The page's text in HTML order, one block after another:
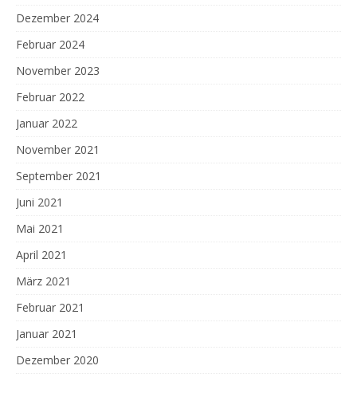
Dezember 2024
Februar 2024
November 2023
Februar 2022
Januar 2022
November 2021
September 2021
Juni 2021
Mai 2021
April 2021
März 2021
Februar 2021
Januar 2021
Dezember 2020